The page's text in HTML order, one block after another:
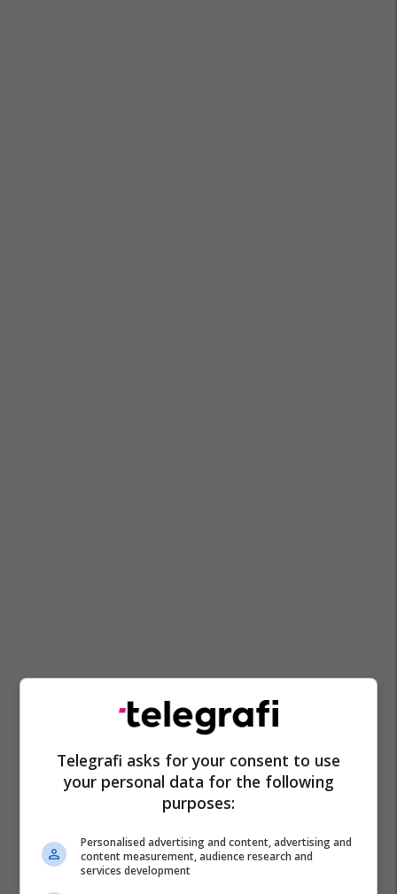
Telegrafi asks for your consent to use
your personal data for the following
purposes:
Personalised advertising and content, advertising and
content measurement, audience research and
services development